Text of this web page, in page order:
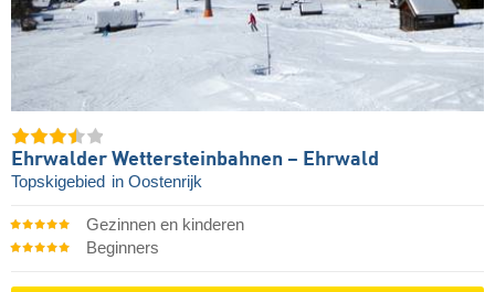
Ehrwalder Wettersteinbahnen – Ehrwald
Topskigebied in Oostenrijk
Gezinnen en kinderen
Beginners